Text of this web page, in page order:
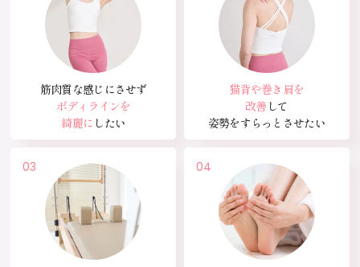
筋肉質な感じにさせず
ボディラインを
綺麗に したい
猫背や巻き肩を
改善 して
姿勢をすらっとさせたい